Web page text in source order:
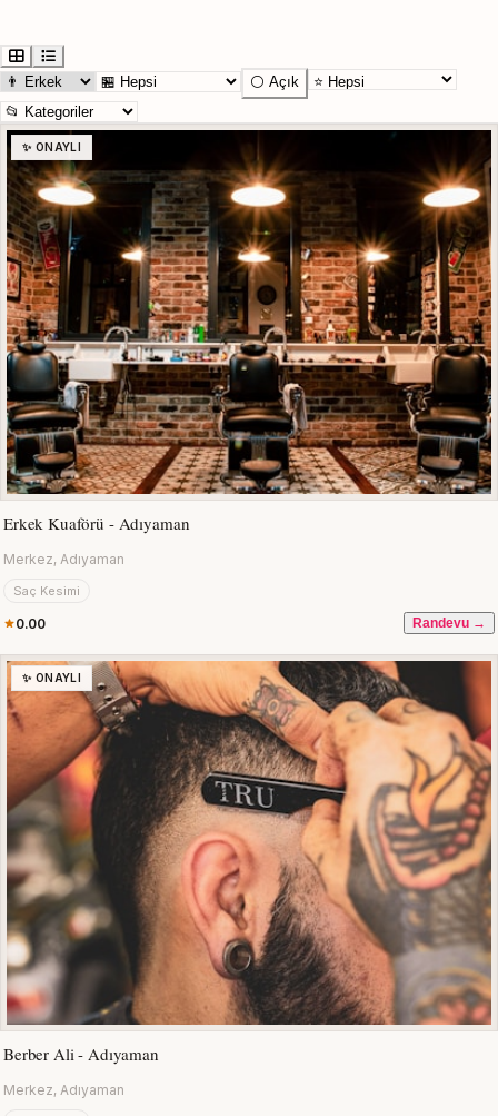
⚪ Açık
✨ ONAYLI
Erkek Kuaförü - Adıyaman
Merkez, Adıyaman
Saç Kesimi
0.00 Randevu →
✨ ONAYLI
Berber Ali - Adıyaman
Merkez, Adıyaman